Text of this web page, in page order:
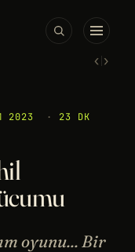
‹›
2023 ·
23 DK
oyunu... Bir